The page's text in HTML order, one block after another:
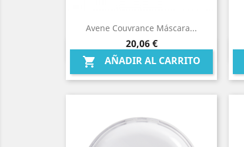
Avene Couvrance Máscara...
Precio
20,06 €
 AÑADIR AL CARRITO
Vista rápida